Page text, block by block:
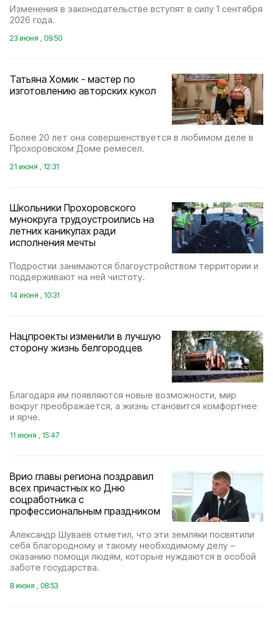
Изменения в законодательстве вступят в силу 1 сентября
2026 года.
23 июня , 09:50
Татьяна Хомик - мастер по
изготовлению авторских кукол
Более 20 лет она совершенствуется в любимом деле в
Прохоровском Доме ремёсел.
21 июня , 12:31
Школьники Прохоровского
мунокруга трудоустроились на
летних каникулах ради
исполнения мечты
Подростки занимаются благоустройством территории и
поддерживают на ней чистоту.
14 июня , 10:31
Нацпроекты изменили в лучшую
сторону жизнь белгородцев
Благодаря им появляются новые возможности, мир
вокруг преображается, а жизнь становится комфортнее
и ярче.
11 июня , 15:47
Врио главы региона поздравил
всех причастных ко Дню
соцработника с
профессиональным праздником
Александр Шуваев отметил, что эти земляки посвятили
себя благородному и такому необходимому делу –
оказанию помощи людям, которые нуждаются в особой
заботе государства.
8 июня , 08:53